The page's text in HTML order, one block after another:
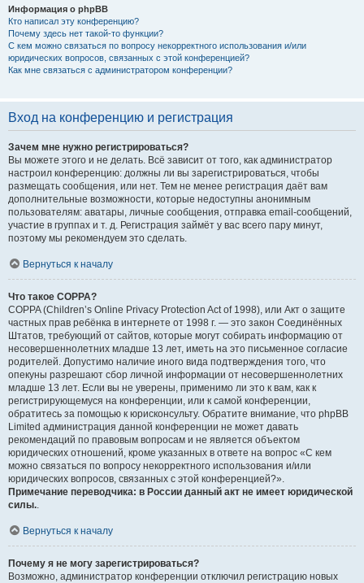
Информация о phpBB
Кто написал эту конференцию?
Почему здесь нет такой-то функции?
С кем можно связаться по вопросу некорректного использования и/или
юридических вопросов, связанных с этой конференцией?
Как мне связаться с администратором конференции?
Вход на конференцию и регистрация
Зачем мне нужно регистрироваться?
Вы можете этого и не делать. Всё зависит от того, как администратор
настроил конференцию: должны ли вы зарегистрироваться, чтобы
размещать сообщения, или нет. Тем не менее регистрация даёт вам
дополнительные возможности, которые недоступны анонимным
пользователям: аватары, личные сообщения, отправка email-сообщений,
участие в группах и т. д. Регистрация займёт у вас всего пару минут,
поэтому мы рекомендуем это сделать.
Вернуться к началу
Что такое COPPA?
COPPA (Children’s Online Privacy Protection Act of 1998), или Акт о защите
частных прав ребёнка в интернете от 1998 г. — это закон Соединённых
Штатов, требующий от сайтов, которые могут собирать информацию от
несовершеннолетних младше 13 лет, иметь на это письменное согласие
родителей. Допустимо наличие иного вида подтверждения того, что
опекуны разрешают сбор личной информации от несовершеннолетних
младше 13 лет. Если вы не уверены, применимо ли это к вам, как к
регистрирующемуся на конференции, или к самой конференции,
обратитесь за помощью к юрисконсульту. Обратите внимание, что phpBB
Limited администрация данной конференции не может давать
рекомендаций по правовым вопросам и не является объектом
юридических отношений, кроме указанных в ответе на вопрос «С кем
можно связаться по вопросу некорректного использования и/или
юридических вопросов, связанных с этой конференцией?».
Примечание переводчика: в России данный акт не имеет юридической
силы..
Вернуться к началу
Почему я не могу зарегистрироваться?
Возможно, администратор конференции отключил регистрацию новых